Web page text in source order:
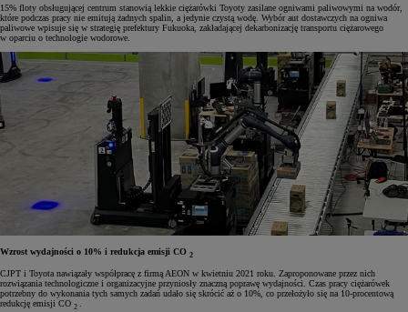
15% floty obsługującej centrum stanowią lekkie ciężarówki Toyoty zasilane ogniwami paliwowymi na wodór,
które podczas pracy nie emitują żadnych spalin, a jedynie czystą wodę. Wybór aut dostawczych na ogniwa
paliwowe wpisuje się w strategię prefektury Fukuoka, zakładającej dekarbonizację transportu ciężarowego
w oparciu o technologie wodorowe.
Wzrost wydajności o 10% i redukcja emisji CO 2
CJPT i Toyota nawiązały współpracę z firmą AEON w kwietniu 2021 roku. Zaproponowane przez nich
rozwiązania technologiczne i organizacyjne przyniosły znaczną poprawę wydajności. Czas pracy ciężarówek
potrzebny do wykonania tych samych zadań udało się skrócić aż o 10%, co przełożyło się na 10-procentową
redukcję emisji CO 2